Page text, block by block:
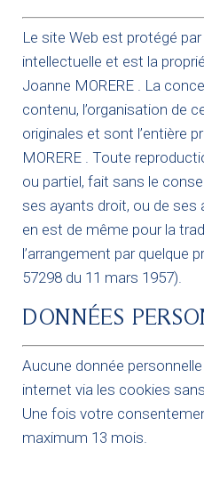
Le site Web est protégé
intellectuelle et est la
Joanne MORERE . La
contenu, l’organisation de
originales et sont l’entière
MORERE . Toute
ou partiel, fait sans le
ses ayants droit, ou de ses
en est de même pour la
l’arrangement par quelque
57298 du 11 mars 1957).
DONNÉES
Aucune donnée
internet via les cookies
Une fois votre
maximum 13 mois.